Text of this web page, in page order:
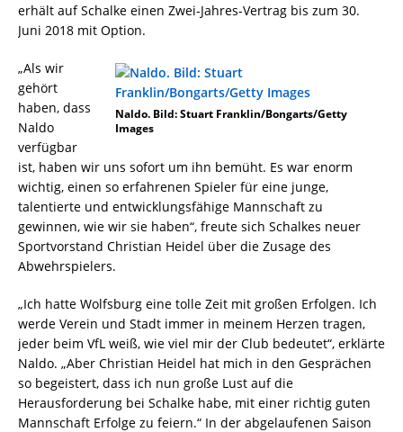
erhält auf Schalke einen Zwei-Jahres-Vertrag bis zum 30.
Juni 2018 mit Option.
Naldo. Bild: Stuart Franklin/Bongarts/Getty
Images
„Als wir
gehört
haben, dass
Naldo
verfügbar
ist, haben wir uns sofort um ihn bemüht. Es war enorm
wichtig, einen so erfahrenen Spieler für eine junge,
talentierte und entwicklungsfähige Mannschaft zu
gewinnen, wie wir sie haben“, freute sich Schalkes neuer
Sportvorstand Christian Heidel über die Zusage des
Abwehrspielers.
„Ich hatte Wolfsburg eine tolle Zeit mit großen Erfolgen. Ich
werde Verein und Stadt immer in meinem Herzen tragen,
jeder beim VfL weiß, wie viel mir der Club bedeutet“, erklärte
Naldo. „Aber Christian Heidel hat mich in den Gesprächen
so begeistert, dass ich nun große Lust auf die
Herausforderung bei Schalke habe, mit einer richtig guten
Mannschaft Erfolge zu feiern.“ In der abgelaufenen Saison